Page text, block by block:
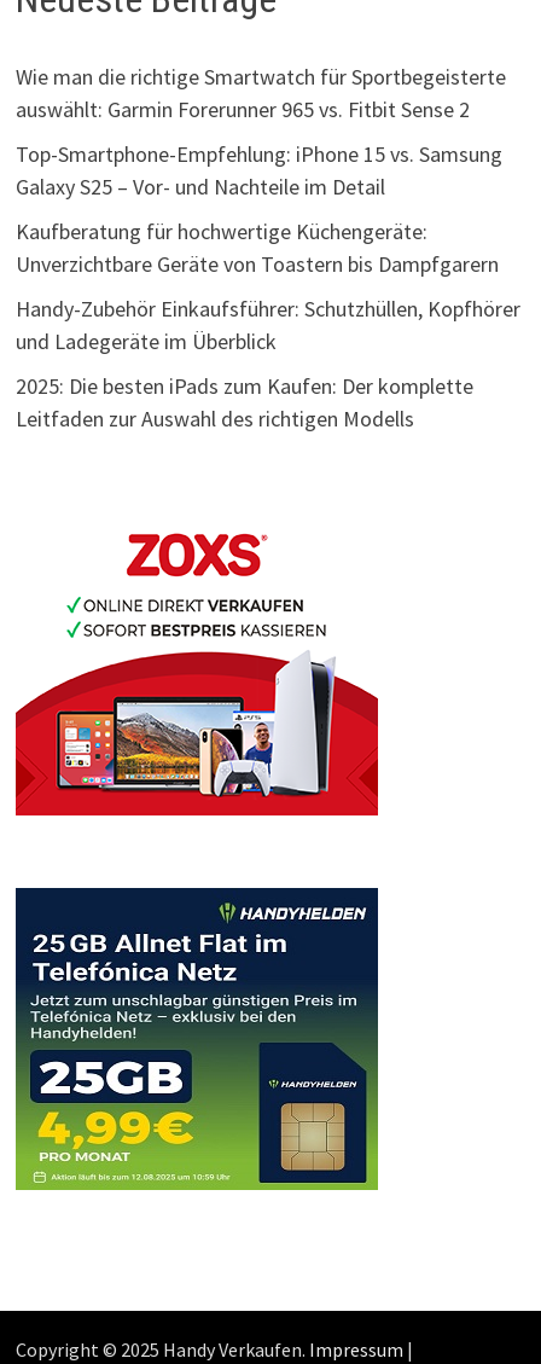
Wie man die richtige Smartwatch für Sportbegeisterte
auswählt: Garmin Forerunner 965 vs. Fitbit Sense 2
Top-Smartphone-Empfehlung: iPhone 15 vs. Samsung
Galaxy S25 – Vor- und Nachteile im Detail
Kaufberatung für hochwertige Küchengeräte:
Unverzichtbare Geräte von Toastern bis Dampfgarern
Handy-Zubehör Einkaufsführer: Schutzhüllen, Kopfhörer
und Ladegeräte im Überblick
2025: Die besten iPads zum Kaufen: Der komplette
Leitfaden zur Auswahl des richtigen Modells
Copyright © 2025 Handy Verkaufen. Impressum |